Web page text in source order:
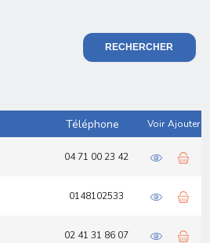
RECHERCHER
Téléphone Voir Ajouter
04 71 00 23 42
0148102533
02 41 31 86 07